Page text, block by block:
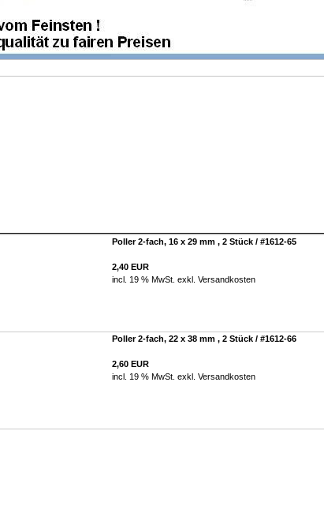
Poller 2-fach, 16 x 29 mm , 2 Stück / #1612-65
2,40 EUR
incl. 19 % MwSt. exkl. Versandkosten
Poller 2-fach, 22 x 38 mm , 2 Stück / #1612-66
2,60 EUR
incl. 19 % MwSt. exkl. Versandkosten